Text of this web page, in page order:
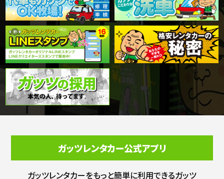
ガッツレンタカー公式アプリ
ガッツレンタカーをもっと簡単に利用できるガッツ